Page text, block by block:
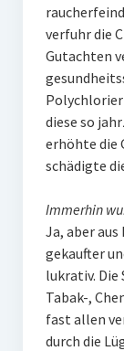
verfuhr die
Gutachten
diese so
erhöhte die
schädigte
Immerhin
Ja, aber
gekaufter
lukrativ. Die
Tabak-,
fast allen
durch die